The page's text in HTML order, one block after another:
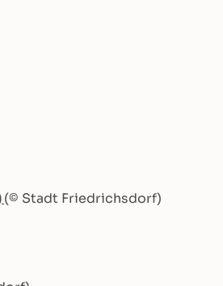
(© Stadt Friedrichsdorf)